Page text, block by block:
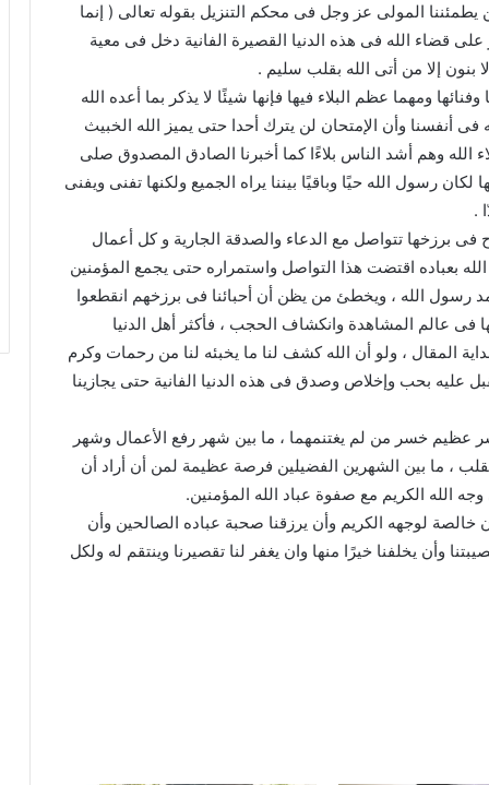
المولى عز وجل فى محكم التنزيل بقوله تعالى ( إنما
الله فى هذه الدنيا القصيرة الفانية دخل فى معية
بنون إلا من أتى الله بقلب سليم .
ومهما عظم البلاء فيها فإنها شيئًا لا يذكر بما أعده الله
فى أنفسنا وأن الإمتحان لن يترك أحدا حتى يميز الله الخبيث
الله وهم أشد الناس بلاءًا كما أخبرنا الصادق المصدوق صلى
رسول الله حيًا وباقيًا بيننا يراه الجميع ولكنها تفنى ويفنى
.
برزخها تتواصل مع الدعاء والصدقة الجارية و كل أعمال
بعباده اقتضت هذا التواصل واستمراره حتى يجمع المؤمنين
رسول الله ، ويخطئ من يظن أن أحبائنا فى برزخهم انقطعوا
فى عالم المشاهدة وانكشاف الحجب ، فأكثر أهل الدنيا
المقال ، ولو أن الله كشف لنا ما يخبئه لنا من رحمات وكرم
عليه بحب وإخلاص وصدق فى هذه الدنيا الفانية حتى يجازينا
خسر من لم يغتنمهما ، ما بين شهر رفع الأعمال وشهر
، ما بين الشهرين الفضيلين فرصة عظيمة لمن أن أراد أن
الله الكريم مع صفوة عباد الله المؤمنين.
لوجهه الكريم وأن يرزقنا صحبة عباده الصالحين وأن
وأن يخلفنا خيرًا منها وان يغفر لنا تقصيرنا وينتقم له ولكل